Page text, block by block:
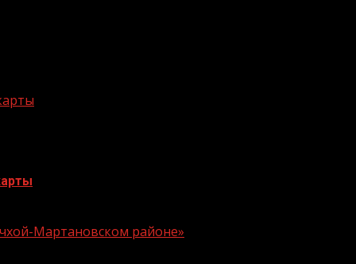
Мартановском районе»